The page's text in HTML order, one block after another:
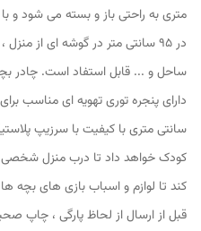
در 95 سانتی متر در گوشه ای از
ساحل و ... قابل استفاد است. چادر
سانتی متری با کیفیت با سرزیپ
کودک خواهد داد تا درب منزل شخصی
کند تا لوازم و اسباب بازی های بچه
قبل از ارسال از لحاظ پارگی ، چاپ